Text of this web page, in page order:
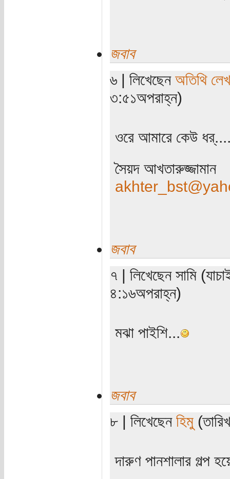
জবাব
৬ | লিখেছেন অতিথি
৩:৫১অপরাহ্ন)
ওরে আমারে কেউ
সৈয়দ আখতারুজ্জামান
জবাব
৭ | লিখেছেন সামি
৪:১৬অপরাহ্ন)
মঝা পাইশি...
জবাব
৮ | লিখেছেন হিমু
দারুণ পানশালার গল্প